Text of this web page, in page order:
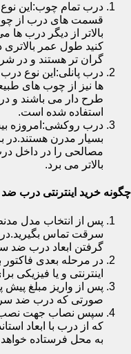
درب تمام چوب:این
قسمت های درب از
بالاتر از دیگر درب
کنید طول عمر
گران تر هستند و در
درب پانلی:این نوع درب
ها نیز از چوب های
طرح دار می باشند و
استفاده شده است.
درب روکشی:امروزه
بسیار مدرن هستند.در
مصالحی را در داخل
بالاتر می برد.
چگونه خرید اینترنتی درب
پس از انتخاب مدل
سرقت تماس
گرفتن ابعاد درب
در مرحله بعدی
اینترنتی و یا
پس از واریز مبلغ
صورتی که درب ضد
سپس نصاب جهت نصب
که از درب با ابعاد
به محل فرستاده